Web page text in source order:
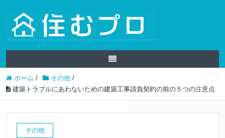
ホーム / その他 /
建築トラブルにあわないための建築工事請負契約の前の５つの注意点
その他